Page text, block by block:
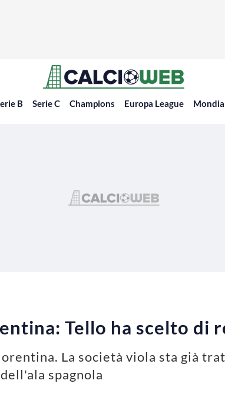
B Serie C Champions Europa League
Tello ha scelto di
La società viola sta già
spagnola